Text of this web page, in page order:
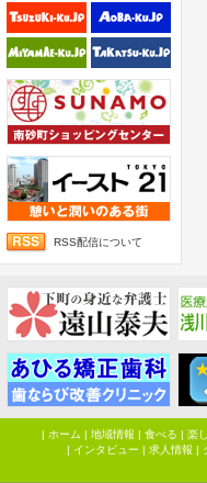
RSS配信について
| ホーム | 地域情報 | 食べる | 楽
| インタビュー | 求人情報 |